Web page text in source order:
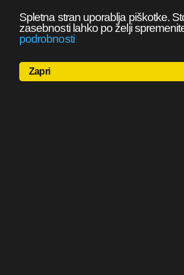
Spletna stran uporablja piškotke.
zasebnosti lahko po želji
podrobnosti
Zapri